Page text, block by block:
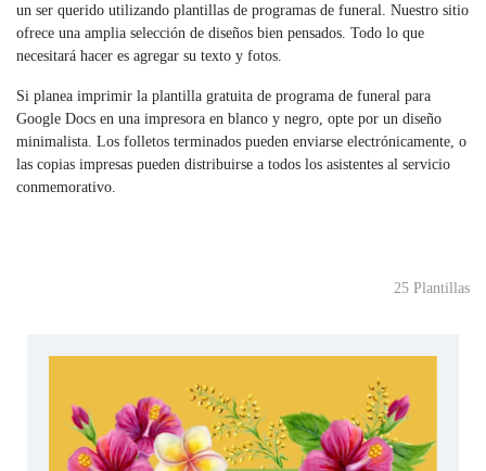
un ser querido utilizando plantillas de programas de funeral. Nuestro sitio
ofrece una amplia selección de diseños bien pensados. Todo lo que
necesitará hacer es agregar su texto y fotos.
Si planea imprimir la plantilla gratuita de programa de funeral para
Google Docs en una impresora en blanco y negro, opte por un diseño
minimalista. Los folletos terminados pueden enviarse electrónicamente, o
las copias impresas pueden distribuirse a todos los asistentes al servicio
conmemorativo.
25 Plantillas